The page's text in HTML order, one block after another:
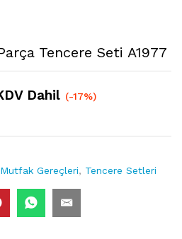
Tencere Seti A1977
Dahil (-17%)
Mutfak Gereçleri, Tencere Setleri